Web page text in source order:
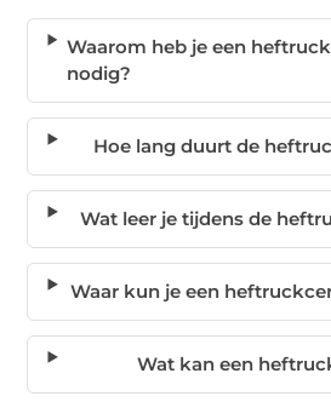
Waarom heb je een
nodig?
Hoe lang duurt de
Wat leer je tijdens de
Waar kun je een
Wat kan een